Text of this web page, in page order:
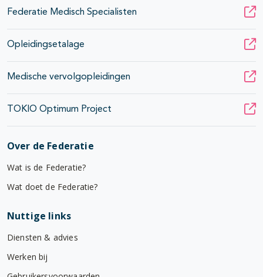
Federatie Medisch Specialisten
Opleidingsetalage
Medische vervolgopleidingen
TOKIO Optimum Project
Over de Federatie
Wat is de Federatie?
Wat doet de Federatie?
Nuttige links
Diensten & advies
Werken bij